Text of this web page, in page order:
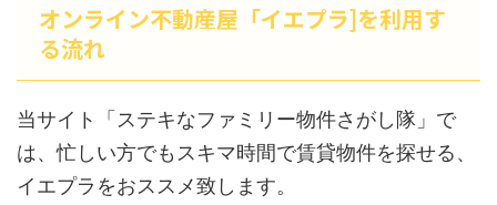
オンライン不動産屋「イエプラ]を利用す
る流れ
当サイト「ステキなファミリー物件さがし隊」で
は、忙しい方でもスキマ時間で賃貸物件を探せる、
イエプラをおススメ致します。